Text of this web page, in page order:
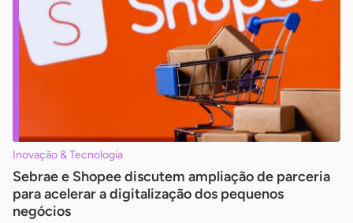
Inovação & Tecnologia
Sebrae e Shopee discutem ampliação de parceria
para acelerar a digitalização dos pequenos
negócios